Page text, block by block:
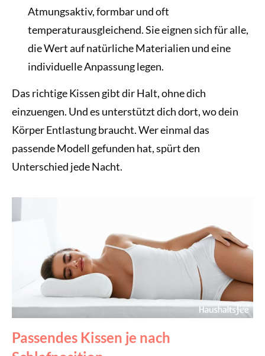
Atmungsaktiv, formbar und oft
temperaturausgleichend. Sie eignen sich für alle,
die Wert auf natürliche Materialien und eine
individuelle Anpassung legen.
Das richtige Kissen gibt dir Halt, ohne dich
einzuengen. Und es unterstützt dich dort, wo dein
Körper Entlastung braucht. Wer einmal das
passende Modell gefunden hat, spürt den
Unterschied jede Nacht.
Passendes Kissen je nach